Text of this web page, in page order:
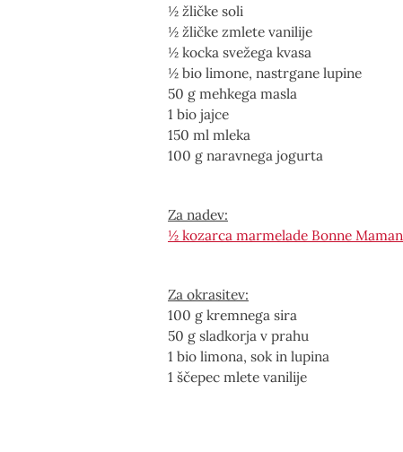
½ žličke soli
½ žličke zmlete vanilije
½ kocka svežega kvasa
½ bio limone, nastrgane lupine
50 g mehkega masla
1 bio jajce
150 ml mleka
100 g naravnega jogurta
Za nadev:
½ kozarca marmelade Bonne Maman
Za okrasitev:
100 g kremnega sira
50 g sladkorja v prahu
1 bio limona, sok in lupina
1 ščepec mlete vanilije